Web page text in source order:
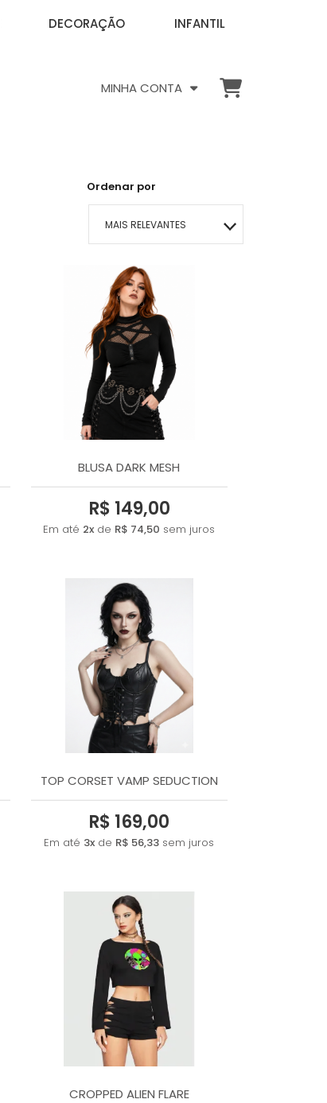
DECORAÇÃO INFANTIL
MINHA CONTA
Ordenar por
MAIS RELEVANTES
MAIS VENDIDOS
MENOR PREÇO
MAIOR PREÇO
A - Z
BLUSA DARK MESH
R$ 149,00
Em até 2x de R$ 74,50 sem juros
TOP CORSET VAMP SEDUCTION
R$ 169,00
Em até 3x de R$ 56,33 sem juros
CROPPED ALIEN FLARE